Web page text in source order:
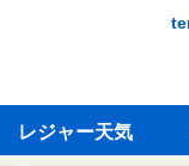
レジャー天気